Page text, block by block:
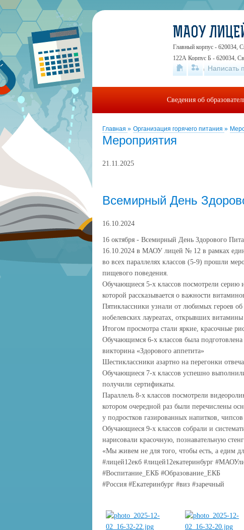
Главная » Организация горячего питания »
Мероприятия
21.11.2025
Всемирный День
16.10.2024
16 октября - Всемирный День Здорового
16.10.2024 в МАОУ лицей № 12 в рамках
во всех параллелях классов (5-9) прошли
пищевого поведения.
Обучающиеся 5-х классов посмотрели
которой рассказывается о важности
Пятиклассники узнали от любимых героев
нобелевских лауреатах, открывших
Итогом просмотра стали яркие, красочные
Обучающимся 6-х классов была
викторина «Здорового аппетита»
Шестиклассники азартно на перегонки
Обучающиеся 7-х классов успешно
получили сертификаты.
Параллель 8-х классов посмотрели
котором очередной раз были перечислены
у подростков газированных напитков,
Обучающиеся 9-х классов собрали и
нарисовали красочную, познавательную
«Мы живем не для того, чтобы есть, а едим
#лицей12екб #лицей12екатеринбург
#Воспитание_ЕКБ #Образование_ЕКБ
#Россия #Екатеринбург #виз #заречный
МАОУ
Главный корпус - 620034,
122А Корпус Б - 620034,
19А
+7 (343) 245-41-
Написать
Сведения об